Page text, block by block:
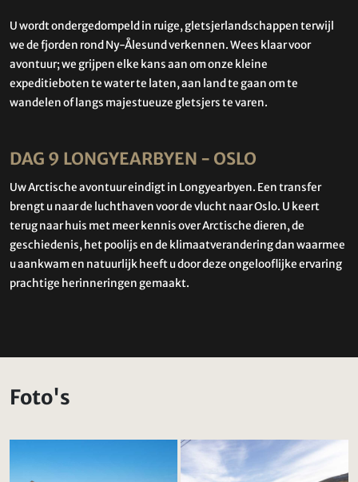
U wordt ondergedompeld in ruige, gletsjerlandschappen terwijl
we de fjorden rond Ny-Ålesund verkennen. Wees klaar voor
avontuur; we grijpen elke kans aan om onze kleine
expeditieboten te water te laten, aan land te gaan om te
wandelen of langs majestueuze gletsjers te varen.
DAG 9 LONGYEARBYEN - OSLO
Uw Arctische avontuur eindigt in Longyearbyen. Een transfer
brengt u naar de luchthaven voor de vlucht naar Oslo. U keert
terug naar huis met meer kennis over Arctische dieren, de
geschiedenis, het poolijs en de klimaatverandering dan waarmee
u aankwam en natuurlijk heeft u door deze ongelooflijke ervaring
prachtige herinneringen gemaakt.
Foto's